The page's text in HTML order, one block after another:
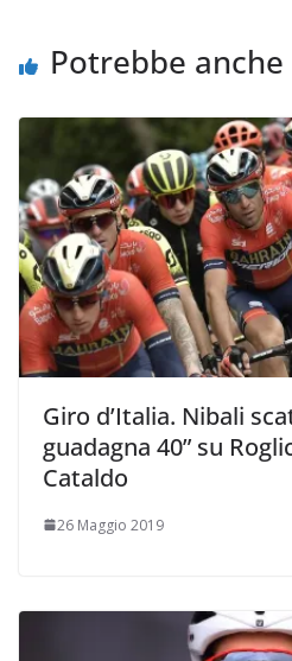
Potrebbe
Giro d’Italia. Nibali
guadagna 40” su
Cataldo
26 Maggio 2019